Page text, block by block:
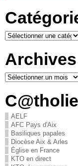
Archives
AELF
AFC Pays d'Aix
Basiliques papales
Diocèse Aix & Arles
Église en France
KTO en direct